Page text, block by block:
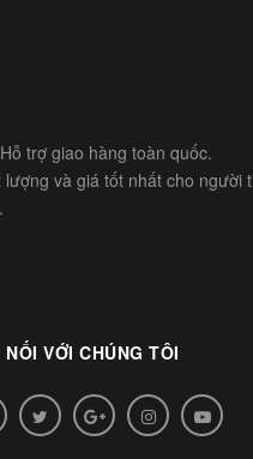
trợ giao hàng toàn quốc.
và giá tốt nhất cho người
NỐI VỚI CHÚNG TÔI